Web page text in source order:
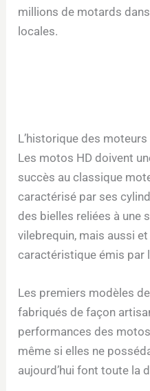
millions de motards
locales.
L’historique des
Les motos HD doivent
succès au classique
caractérisé par ses
des bielles reliées à une
vilebrequin, mais aussi
caractéristique émis par
Les premiers modèles
fabriqués de façon
performances des
même si elles ne
aujourd’hui font toute la